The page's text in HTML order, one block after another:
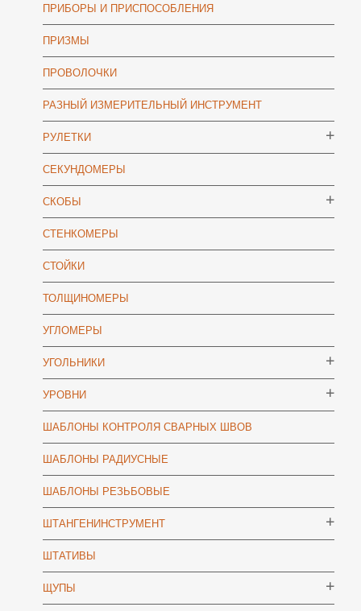
ПРИБОРЫ И ПРИСПОСОБЛЕНИЯ
ПРИЗМЫ
ПРОВОЛОЧКИ
РАЗНЫЙ ИЗМЕРИТЕЛЬНЫЙ ИНСТРУМЕНТ
РУЛЕТКИ
СЕКУНДОМЕРЫ
СКОБЫ
СТЕНКОМЕРЫ
СТОЙКИ
ТОЛЩИНОМЕРЫ
УГЛОМЕРЫ
УГОЛЬНИКИ
УРОВНИ
ШАБЛОНЫ КОНТРОЛЯ СВАРНЫХ ШВОВ
ШАБЛОНЫ РАДИУСНЫЕ
ШАБЛОНЫ РЕЗЬБОВЫЕ
ШТАНГЕНИНСТРУМЕНТ
ШТАТИВЫ
ЩУПЫ